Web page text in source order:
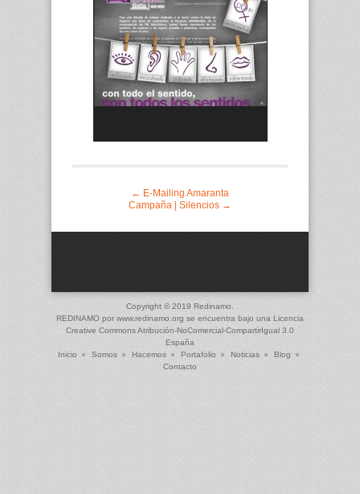
← E-Mailing Amaranta
Campaña | Silencios →
Copyright © 2019 Redinamo.
REDINAMO por www.redinamo.org se encuentra bajo una Licencia
Creative Commons Atribución-NoComercial-CompartirIgual 3.0
España
Inicio
Somos Hacemos Portafolio Noticias
Blog
Contacto